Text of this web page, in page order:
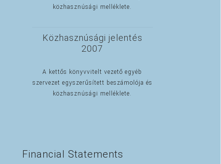
közhasznúsági melléklete.
Közhasznúsági jelentés
2007
A kettős könyvvitelt vezető egyéb
szervezet egyszerűsített beszámolója és
közhasznúsági melléklete.
Financial Statements